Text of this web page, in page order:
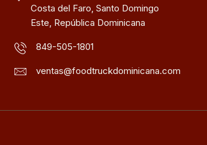
Costa del Faro, Santo Domingo
Este, República Dominicana
849-505-1801
ventas@foodtruckdominicana.com